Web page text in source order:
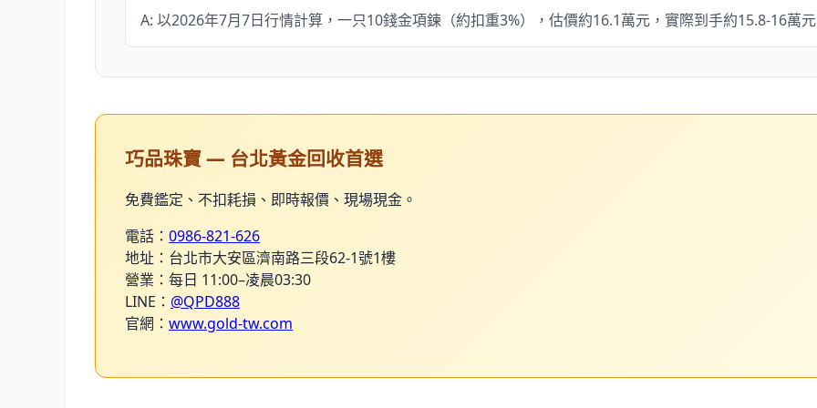
A: 以2026年7月7日行情計算，一只10錢金項鍊（約扣重3%），估價約16.1萬元，實際到手約15.8-16萬
巧品珠寶 — 台北黃金回收首選
免費鑑定、不扣耗損、即時報價、現場現金。
電話： 0986-821-626
地址：台北市大安區濟南路三段62-1號1樓
營業：每日 11:00–凌晨03:30
LINE： @QPD888
官網： www.gold-tw.com